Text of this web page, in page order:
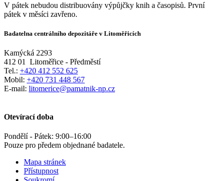
V pátek nebudou distribuovány výpůjčky knih a časopisů. První
pátek v měsíci zavřeno.
Badatelna centrálního depozitáře v Litoměřicích
Kamýcká 2293
412 01
Litoměřice - Předměstí
Tel.: +420 412 552 625
Mobil: +420 731 448 567
E-mail: litomerice@pamatnik-np.cz
Otevírací doba
Pondělí - Pátek: 9:00–16:00
Pouze pro předem objednané badatele.
Mapa stránek
Přístupnost